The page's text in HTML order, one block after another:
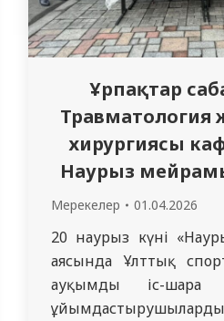
Ұрпақтар
Травматология
хирургиясы
Наурыз
Мерекелер 01.04.2026
20 наурыз күні
аясында Ұлттық
ауқымды іс-шара